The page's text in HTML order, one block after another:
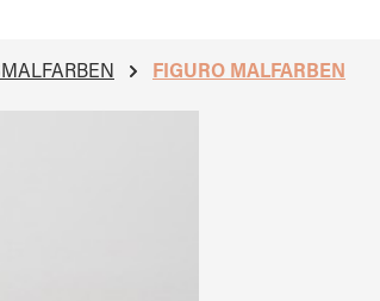
FIGURO MALFARBEN